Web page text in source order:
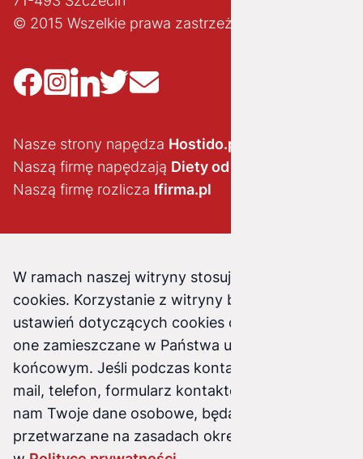
© 2015 Wszelkie prawa zastrzeżone
Nasze strony napędza Hostido.pl
Naszą firmę napędzają Diety od brokuła
Naszą firmę rozlicza Ifirma.pl
W ramach naszej witryny stosujemy pliki
cookies. Korzystanie z witryny bez zmiany
ustawień dotyczących cookies oznacza, że będą
one zamieszczane w Państwa urządzeniu
końcowym. Jeśli podczas kontaktu z nami (e-
mail, telefon, formularz kontaktowy) podasz
nam Twoje dane osobowe, będą one
przetwarzane na zasadach określonych